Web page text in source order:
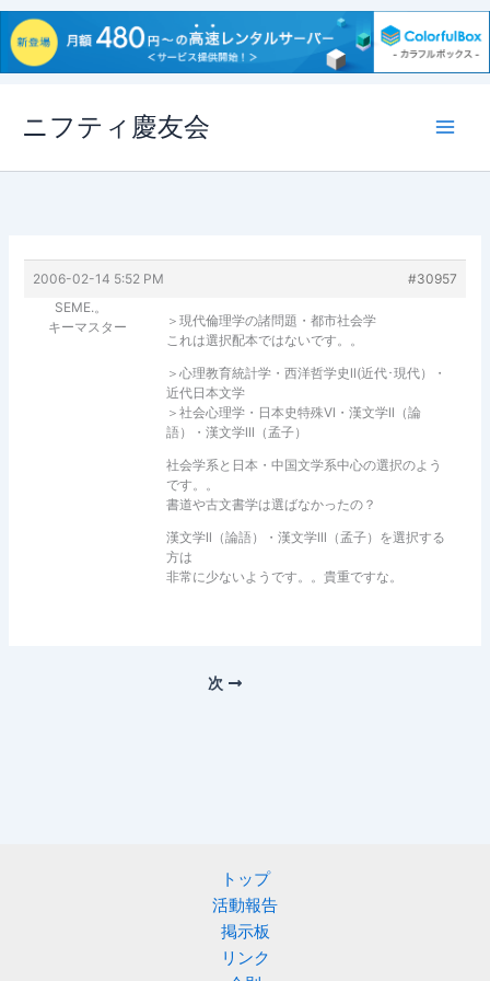
ス
ニフティ慶友会
2006-02-14 5:52 PM
#30957
SEME.。
キーマスター
＞現代倫理学の諸問題・都市社会学
これは選択配本ではないです。。
＞心理教育統計学・西洋哲学史ll(近代･現代）・
近代日本文学
＞社会心理学・日本史特殊Vl・漢文学ll（論
語）・漢文学lll（孟子）
社会学系と日本・中国文学系中心の選択のよう
です。。
書道や古文書学は選ばなかったの？
漢文学ll（論語）・漢文学lll（孟子）を選択する
方は
非常に少ないようです。。貴重ですな。
次
トップ
活動報告
掲示板
リンク